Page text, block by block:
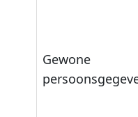
Gewone